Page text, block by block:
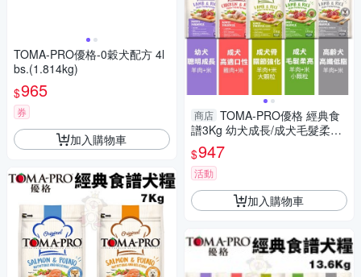
TOMA-PRO優格-0穀犬配方 4l
bs.(1.814kg)
$965
券
加入購物車
商店 TOMA-PRO優格 經典食
譜3Kg 幼犬成長/成犬毛髮柔亮/
關節/高齡犬低脂配方 犬糧
$947
活動
加入購物車